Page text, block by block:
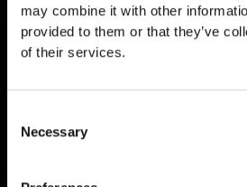
may combine it with other
provided to them or that they’ve
of their services.
Selection
Necessary
€ 89,00